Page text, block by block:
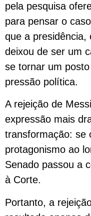
pela pesquisa
para pensar o
que a presidência,
deixou de ser um
se tornar um
pressão política.
A rejeição de
expressão mais
transformação: se
protagonismo ao
Senado passou a
à Corte.
Portanto, a